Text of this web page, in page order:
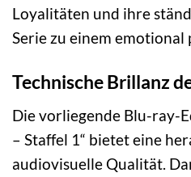
Loyalitäten und ihre
Serie zu einem emotional
Technische Brillanz
Die vorliegende Blu-ray-
– Staffel 1“ bietet eine
audiovisuelle Qualität.